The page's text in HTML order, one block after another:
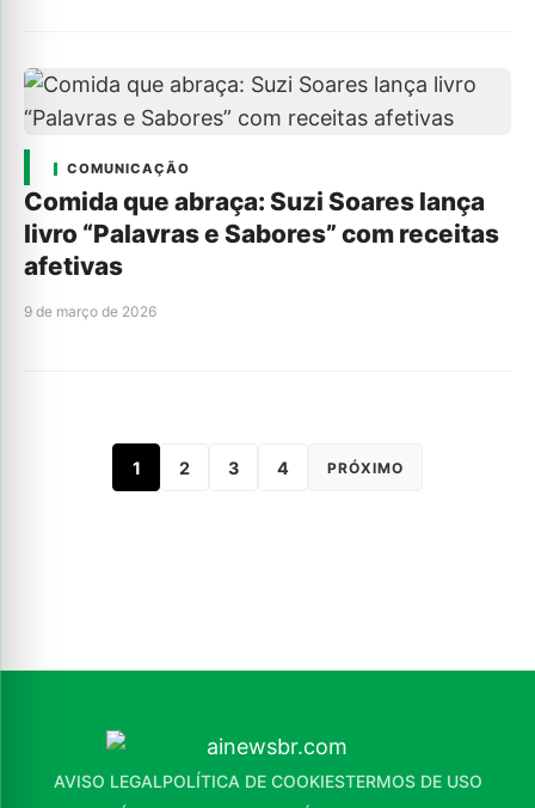
COMUNICAÇÃO
Comida que abraça: Suzi Soares lança
livro “Palavras e Sabores” com receitas
afetivas
9 de março de 2026
1 2 3 4 PRÓXIMO
AVISO LEGALPOLÍTICA DE COOKIESTERMOS DE USO